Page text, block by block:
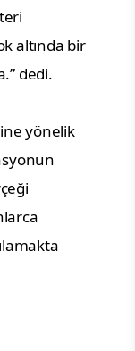
altında bir
dedi.
yönelik